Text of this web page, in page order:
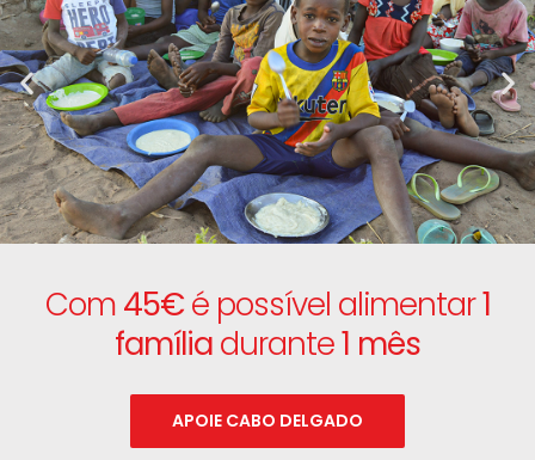
Com45€é possível alimentar1
famíliadurante1 mês
APOIE CABO DELGADO